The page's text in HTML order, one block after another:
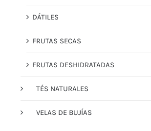
DÁTILES
FRUTAS SECAS
FRUTAS DESHIDRATADAS
TÉS NATURALES
VELAS DE BUJÍAS